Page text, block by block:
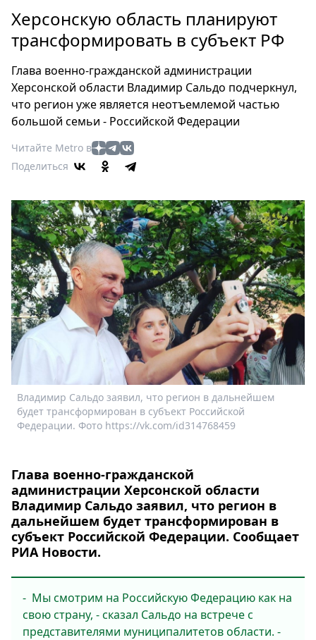
Россия
Мир
Еда
Туризм
Мода
Театр
Кино
Афиша
Книги
Выставки
Пресс-
релизы
О
Metro
Стримы
Спецпроекты
Выборы
2026
Скачай
Metro
Херсонскую область планируют
трансформировать в субъект РФ
Глава военно-гражданской администрации
Херсонской области Владимир Сальдо подчеркнул,
что регион уже является неотъемлемой частью
большой семьи - Российской Федерации
Читайте Metro в
Поделиться
Владимир Сальдо заявил, что регион в дальнейшем
будет трансформирован в субъект Российской
Федерации. Фото https://vk.com/id314768459
Глава военно-гражданской
администрации Херсонской области
Владимир Сальдо заявил, что регион в
дальнейшем будет трансформирован в
субъект Российской Федерации. Сообщает
РИА Новости.
- Мы смотрим на Российскую Федерацию как на
свою страну, - сказал Сальдо на встрече с
представителями муниципалитетов области. -